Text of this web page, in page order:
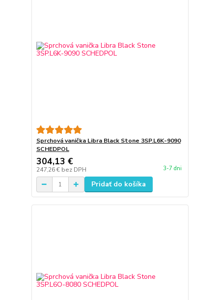
Sprchová vanička Libra Black Stone 3SP.L6K-9090
SCHEDPOL
304,13 €
247,26 € bez DPH 3-7 dni
Pridať do košíka